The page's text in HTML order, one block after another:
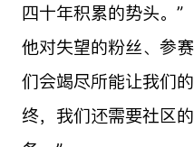
四十年积累的势头。”
他对失望的粉丝、参
们会竭尽所能让我们
终，我们还需要社区